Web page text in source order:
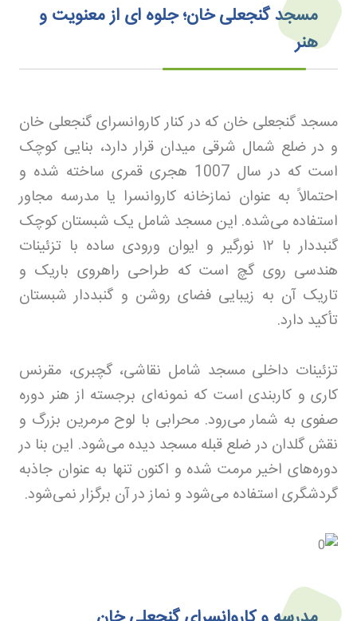
مسجد گنجعلی خان؛ جلوه ای از معنویت و
هنر
مسجد گنجعلی خان که در کنار کاروانسرای گنجعلی خان
و در ضلع شمال شرقی میدان قرار دارد، بنایی کوچک
است که در سال 1007 هجری قمری ساخته شده و
احتمالاً به عنوان نمازخانه کاروانسرا یا مدرسه مجاور
استفاده می‌شده. این مسجد شامل یک شبستان کوچک
گنبددار با ۱۲ نورگیر و ایوان ورودی ساده با تزئینات
هندسی روی گچ است که طراحی راهروی باریک و
تاریک آن به زیبایی فضای روشن و گنبددار شبستان
تأکید دارد.
تزئینات داخلی مسجد شامل نقاشی، گچبری، مقرنس
کاری و کاربندی است که نمونه‌ای برجسته از هنر دوره
صفوی به شمار می‌رود. محرابی با لوح مرمرین بزرگ و
نقش گلدان در ضلع قبله مسجد دیده می‌شود. این بنا در
دوره‌های اخیر مرمت شده و اکنون تنها به عنوان جاذبه
گردشگری استفاده می‌شود و نماز در آن برگزار نمی‌شود.